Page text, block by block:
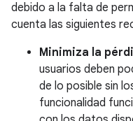
debido a la falta de
cuenta las siguientes
Minimiza la
usuarios deben
de lo posible sin
funcionalidad